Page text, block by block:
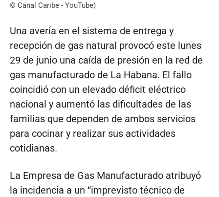
© Canal Caribe - YouTube)
Una avería en el sistema de entrega y
recepción de gas natural provocó este lunes
29 de junio una caída de presión en la red de
gas manufacturado de La Habana. El fallo
coincidió con un elevado déficit eléctrico
nacional y aumentó las dificultades de las
familias que dependen de ambos servicios
para cocinar y realizar sus actividades
cotidianas.
La Empresa de Gas Manufacturado atribuyó
la incidencia a un “imprevisto técnico de